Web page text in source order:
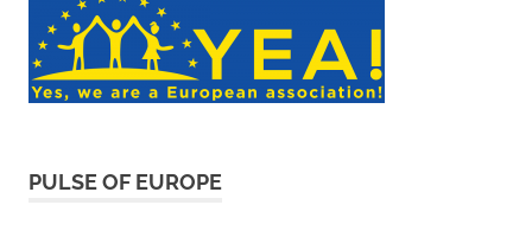
PULSE OF EUROPE